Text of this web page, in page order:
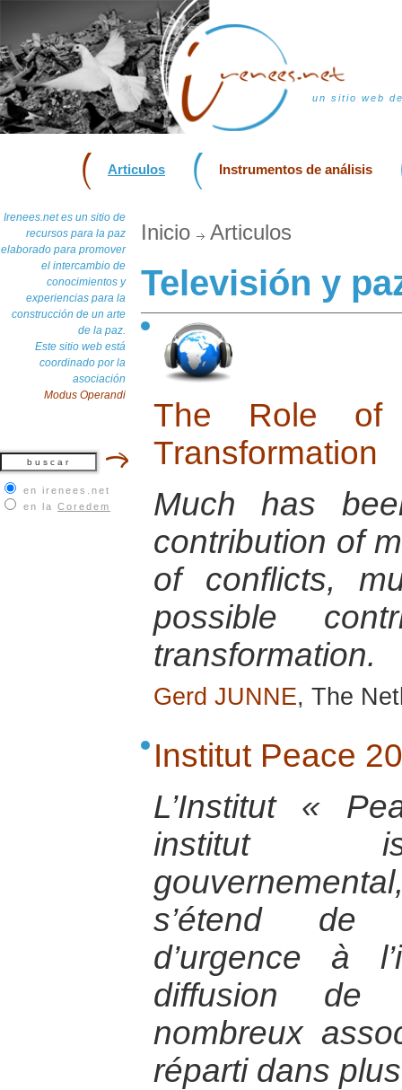
un sitio web
Articulos Instrumentos de análisis
Irenees.net es un sitio de
recursos para la paz
elaborado para promover
el intercambio de
conocimientos y
experiencias para la
construcción de un arte
de la paz.
Este sitio web está
coordinado por la
asociación
Modus Operandi
en irenees.net
en la Coredem
Inicio Articulos
Televisión y
The Role of
Transformation
Much has
contribution of
of conflicts,
possible
transformation.
Gerd JUNNE, The
Institut Peace
L’Institut «
institut
s’étend de
d’urgence à
diffusion de
nombreux
réparti dans